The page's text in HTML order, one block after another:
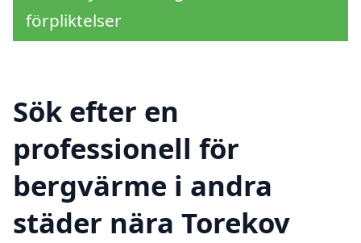
förpliktelser
Sök efter en
professionell för
bergvärme i andra
städer nära Torekov